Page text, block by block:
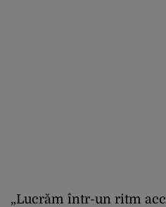
„Lucrăm într-un ritm